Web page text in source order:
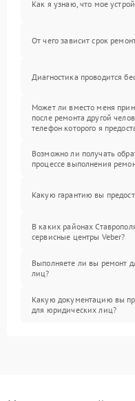
Как я узнаю, что мое
От чего зависит срок
Диагностика проводится
Может ли вместо меня
после ремонта другой
телефон которого я
Возможно ли получать
процессе выполнения
Какую гарантию вы
В каких районах
сервисные центры Veber?
Выполняете ли вы ремонт
лиц?
Какую документацию вы
для юридических лиц?